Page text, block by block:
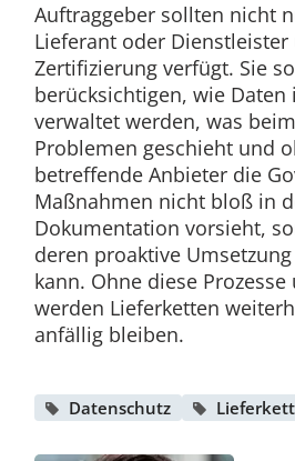
Auftraggeber sollten nicht
Lieferant oder Dienstleister
Zertifizierung verfügt. Sie
berücksichtigen, wie Daten
verwaltet werden, was
Problemen geschieht und
betreffende Anbieter die
Maßnahmen nicht bloß in
Dokumentation vorsieht,
deren proaktive
kann. Ohne diese Prozesse
werden Lieferketten
anfällig bleiben.
Datenschutz